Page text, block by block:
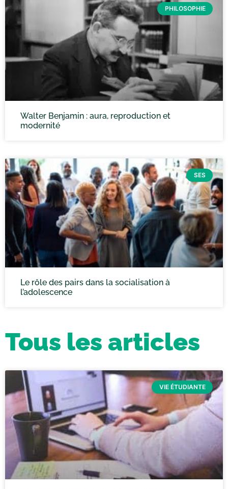
PHILOSOPHIE
Walter Benjamin : aura, reproduction et
modernité
SES
Le rôle des pairs dans la socialisation à
l’adolescence
Tous les articles
VIE ÉTUDIANTE